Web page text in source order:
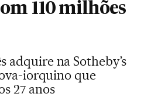
110 milhões
adquire na Sotheby’s
iorquino que
27 anos